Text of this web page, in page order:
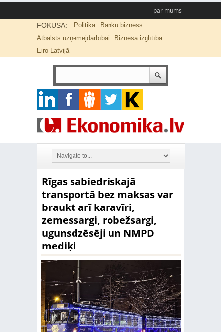
par mums
FOKUSĀ: Politika
Banku bizness
Atbalsts uzņēmējdarbībai
Biznesa izglītība
Eiro Latvijā
Rīgas sabiedriskajā
transportā bez maksas var
braukt arī karavīri,
zemessargi, robežsargi,
ugunsdzēsēji un NMPD
mediķi